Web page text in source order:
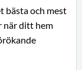
bästa och mest
när ditt hem